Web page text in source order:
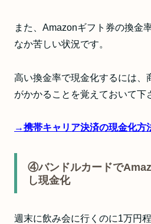
また、Amazonギフト券の換金
なか苦しい状況です。
高い換金率で現金化するには、
がかかることを覚えておいて下
→携帯キャリア決済の現金化方
④バンドルカードで
し現金化
週末に飲み会に行くのに1万円